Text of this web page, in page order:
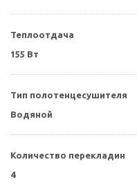
Теплоотдача
155 Вт
Тип полотенцесушителя
Водяной
Количество перекладин
4